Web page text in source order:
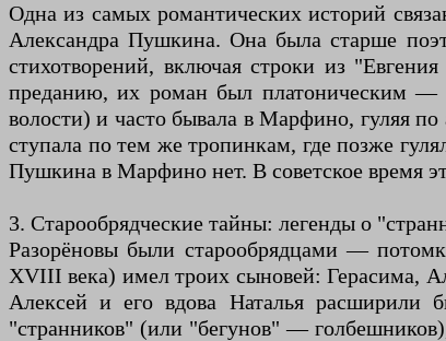
Одна из самых романтических историй
Александра Пушкина. Она была старше
стихотворений, включая строки из
преданию, их роман был платоническим —
волости) и часто бывала в Марфино, гуляя
ступала по тем же тропинкам, где позже
Пушкина в Марфино нет. В советское время
3. Старообрядческие тайны: легенды о
Разорёновы были старообрядцами —
XVIII века) имел троих сыновей: Герасима,
Алексей и его вдова Наталья расширили
"странников" (или "бегунов" —